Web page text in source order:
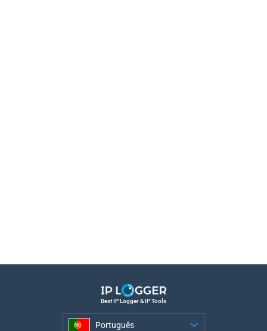
Best IP Logger & IP Tools
Português